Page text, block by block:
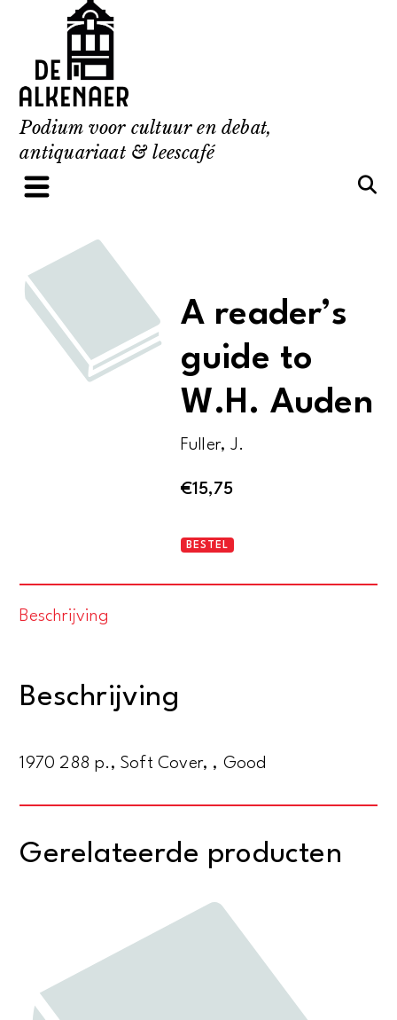
content
Podium voor cultuur en debat,
antiquariaat & leescafé
A reader’s
guide to
W.H. Auden
Fuller, J.
€15,75
ABESTEL
Beschrijving
Beschrijving
1970 288 p., Soft Cover, , Good
Gerelateerde producten